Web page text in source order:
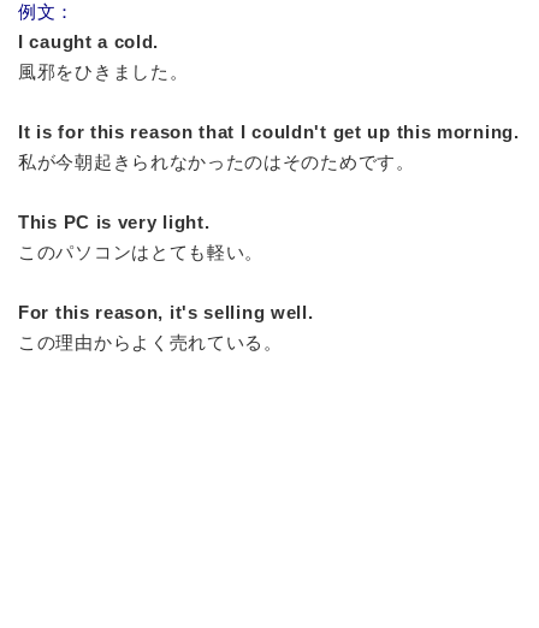
例文：
I caught a cold.
風邪をひきました。
It is for this reason that I couldn't get up this morning.
私が今朝起きられなかったのはそのためです。
This PC is very light.
このパソコンはとても軽い。
For this reason, it's selling well.
この理由からよく売れている。